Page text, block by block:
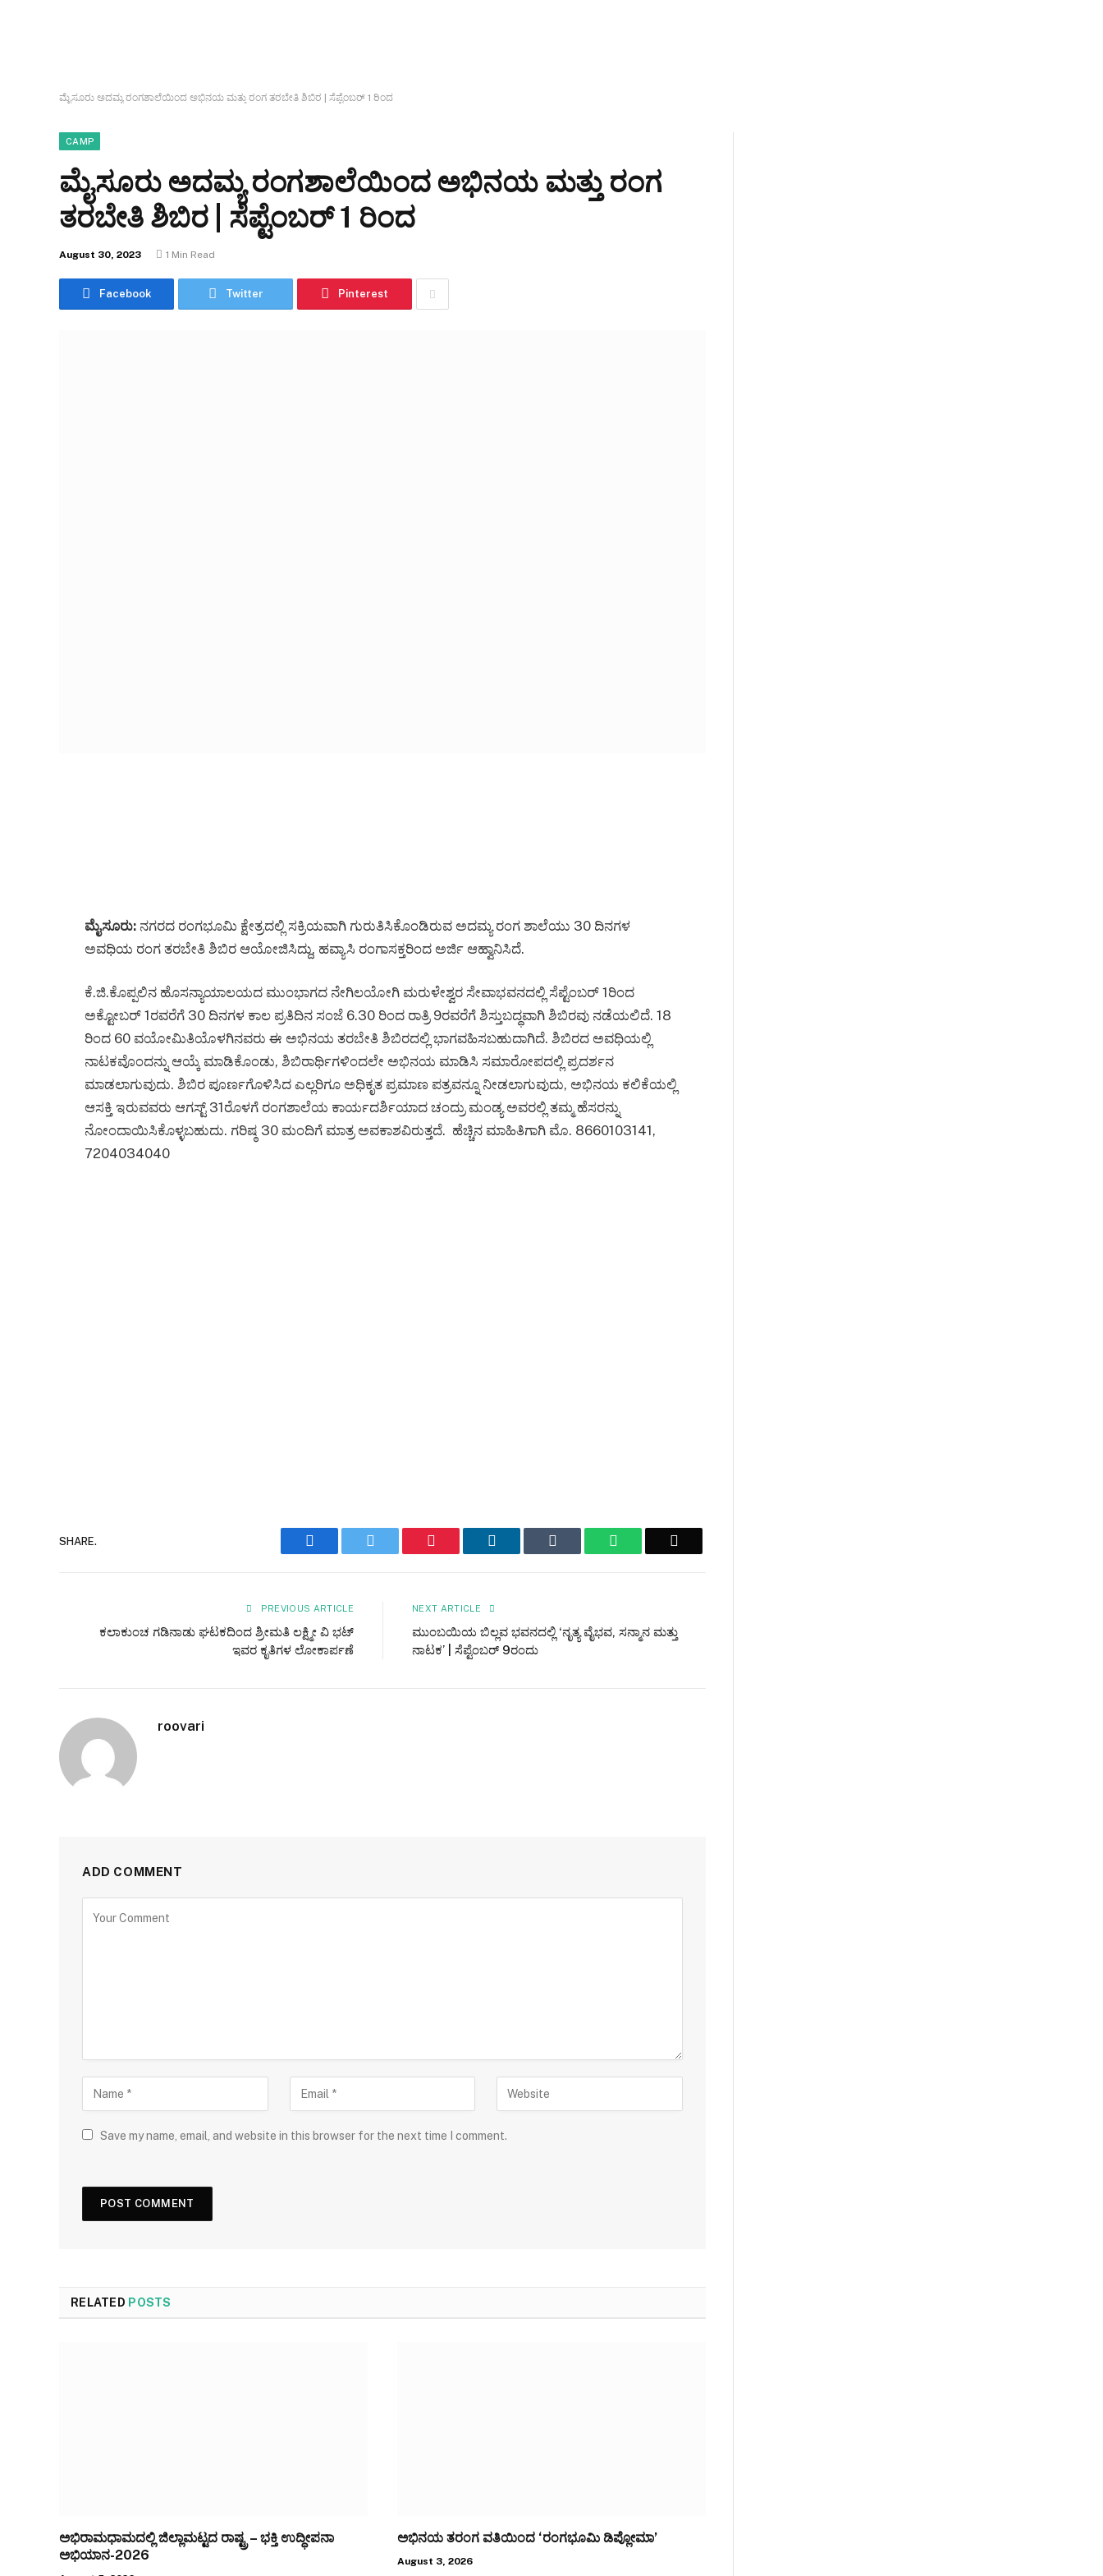
ಮೈಸೂರು ಅದಮ್ಯ ರಂಗಶಾಲೆಯಿಂದ ಅಭಿನಯ ಮತ್ತು ರಂಗ ತರಬೇತಿ ಶಿಬಿರ | ಸೆಪ್ಟೆಂಬರ್ 1 ರಿಂದ
CAMP
ಮೈಸೂರು ಅದಮ್ಯ ರಂಗಶಾಲೆಯಿಂದ ಅಭಿನಯ ಮತ್ತು ರಂಗ
ತರಬೇತಿ ಶಿಬಿರ | ಸೆಪ್ಟೆಂಬರ್ 1 ರಿಂದ
August 30, 2023 1 Min Read
Facebook Twitter Pinterest
ಮೈಸೂರು: ನಗರದ ರಂಗಭೂಮಿ ಕ್ಷೇತ್ರದಲ್ಲಿ ಸಕ್ರಿಯವಾಗಿ ಗುರುತಿಸಿಕೊಂಡಿರುವ ಅದಮ್ಯ ರಂಗ ಶಾಲೆಯು 30 ದಿನಗಳ
ಅವಧಿಯ ರಂಗ ತರಬೇತಿ ಶಿಬಿರ ಆಯೋಜಿಸಿದ್ದು, ಹವ್ಯಾಸಿ ರಂಗಾಸಕ್ತರಿಂದ ಅರ್ಜಿ ಆಹ್ವಾನಿಸಿದೆ.
ಕೆ.ಜಿ.ಕೊಪ್ಪಲಿನ ಹೊಸನ್ಯಾಯಾಲಯದ ಮುಂಭಾಗದ ನೇಗಿಲಯೋಗಿ ಮರುಳೇಶ್ವರ ಸೇವಾಭವನದಲ್ಲಿ ಸೆಪ್ಟೆಂಬರ್ 1ರಿಂದ
ಅಕ್ಟೋಬರ್ 1ರವರೆಗೆ 30 ದಿನಗಳ ಕಾಲ ಪ್ರತಿದಿನ ಸಂಜೆ 6.30 ರಿಂದ ರಾತ್ರಿ 9ರವರೆಗೆ ಶಿಸ್ತುಬದ್ಧವಾಗಿ ಶಿಬಿರವು ನಡೆಯಲಿದೆ. 18
ರಿಂದ 60 ವಯೋಮಿತಿಯೊಳಗಿನವರು ಈ ಅಭಿನಯ ತರಬೇತಿ ಶಿಬಿರದಲ್ಲಿ ಭಾಗವಹಿಸಬಹುದಾಗಿದೆ. ಶಿಬಿರದ ಅವಧಿಯಲ್ಲಿ
ನಾಟಕವೊಂದನ್ನು ಆಯ್ಕೆ ಮಾಡಿಕೊಂಡು, ಶಿಬಿರಾರ್ಥಿಗಳಿಂದಲೇ ಅಭಿನಯ ಮಾಡಿಸಿ ಸಮಾರೋಪದಲ್ಲಿ ಪ್ರದರ್ಶನ
ಮಾಡಲಾಗುವುದು. ಶಿಬಿರ ಪೂರ್ಣಗೊಳಿಸಿದ ಎಲ್ಲರಿಗೂ ಅಧಿಕೃತ ಪ್ರಮಾಣ ಪತ್ರವನ್ನೂ ನೀಡಲಾಗುವುದು, ಅಭಿನಯ ಕಲಿಕೆಯಲ್ಲಿ
ಆಸಕ್ತಿ ಇರುವವರು ಆಗಸ್ಟ್ 31ರೊಳಗೆ ರಂಗಶಾಲೆಯ ಕಾರ್ಯದರ್ಶಿಯಾದ ಚಂದ್ರು ಮಂಡ್ಯ ಅವರಲ್ಲಿ ತಮ್ಮ ಹೆಸರನ್ನು
ನೋಂದಾಯಿಸಿಕೊಳ್ಳಬಹುದು. ಗರಿಷ್ಠ 30 ಮಂದಿಗೆ ಮಾತ್ರ ಅವಕಾಶವಿರುತ್ತದೆ. ಹೆಚ್ಚಿನ ಮಾಹಿತಿಗಾಗಿ ಮೊ. 8660103141,
7204034040
SHARE. Facebook LinkedIn WhatsApp
PREVIOUS ARTICLE
ಕಲಾಕುಂಚ ಗಡಿನಾಡು ಘಟಕದಿಂದ ಶ್ರೀಮತಿ ಲಕ್ಷ್ಮೀ ವಿ ಭಟ್
ಇವರ ಕೃತಿಗಳ ಲೋಕಾರ್ಪಣೆ
NEXT ARTICLE
ಮುಂಬಯಿಯ ಬಿಲ್ಲವ ಭವನದಲ್ಲಿ ‘ನೃತ್ಯ ವೈಭವ, ಸನ್ಮಾನ ಮತ್ತು
ನಾಟಕ’ | ಸೆಪ್ಟೆಂಬರ್ 9ರಂದು
roovari
ADD COMMENT
Save my name, email, and website in this browser for the next time I comment.
RELATED POSTS
ಅಭಿರಾಮಧಾಮದಲ್ಲಿ ಜಿಲ್ಲಾಮಟ್ಟದ ರಾಷ್ಟ್ರ – ಭಕ್ತಿ ಉದ್ಧೀಪನಾ
ಅಭಿಯಾನ-2026
ಅಭಿನಯ ತರಂಗ ವತಿಯಿಂದ ‘ರಂಗಭೂಮಿ ಡಿಪ್ಲೋಮಾ’
August 3, 2026